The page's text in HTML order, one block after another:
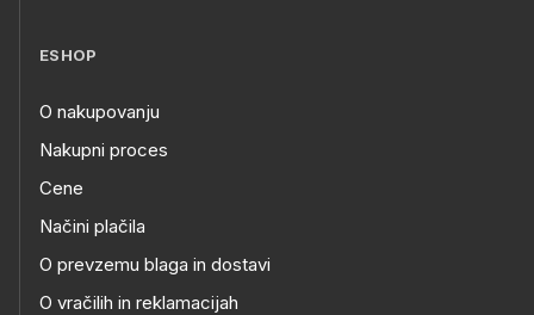
ESHOP
O nakupovanju
Nakupni proces
Cene
Načini plačila
O prevzemu blaga in dostavi
O vračilih in reklamacijah